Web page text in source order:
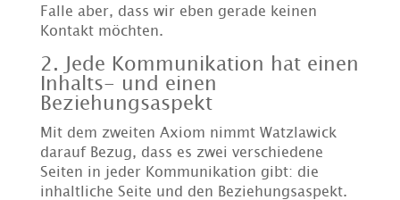
Falle aber, dass wir eben gerade keinen
Kontakt möchten.
2. Jede Kommunikation hat einen
Inhalts- und einen
Beziehungsaspekt
Mit dem zweiten Axiom nimmt Watzlawick
darauf Bezug, dass es zwei verschiedene
Seiten in jeder Kommunikation gibt: die
inhaltliche Seite und den Beziehungsaspekt.